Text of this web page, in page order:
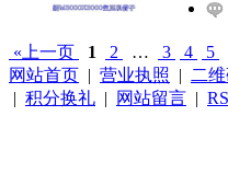
«上一页 1 2 … 3 4 5
网站首页 | 营业执照 | 二
| 积分换礼 | 网站留言 |